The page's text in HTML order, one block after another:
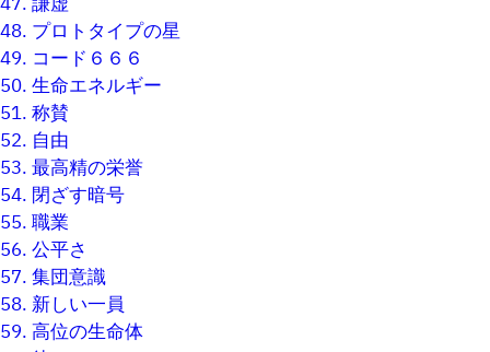
48. プロトタイプの星
49. コード６６６
50.生命エネルギー
51.称賛
52. 自由
53.最高精の栄誉
54. 閉ざす暗号
55.職業
56.公平さ
57.集団意識
58.新しい一員
59.高位の生命体